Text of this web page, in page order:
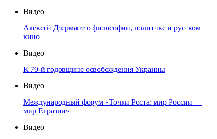
Видео
Алексей Дзермант о философии, политике и русском
кино
Видео
К 79-й годовщине освобождения Украины
Видео
Международный форум «Точки Роста: мир России —
мир Евразии»
Видео